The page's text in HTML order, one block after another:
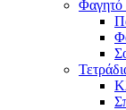
Φαγητό